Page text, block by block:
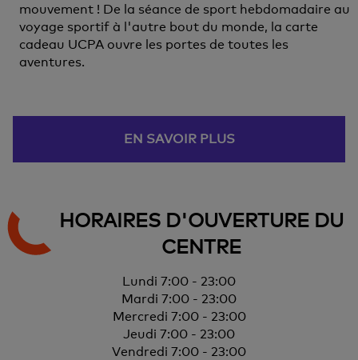
mouvement ! De la séance de sport hebdomadaire au
voyage sportif à l'autre bout du monde, la carte
cadeau UCPA ouvre les portes de toutes les
aventures.
EN SAVOIR PLUS
HORAIRES D'OUVERTURE DU
CENTRE
Lundi 7:00 - 23:00
Mardi 7:00 - 23:00
Mercredi 7:00 - 23:00
Jeudi 7:00 - 23:00
Vendredi 7:00 - 23:00